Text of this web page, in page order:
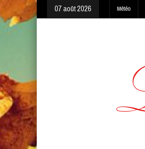
07 août 2026 Météo